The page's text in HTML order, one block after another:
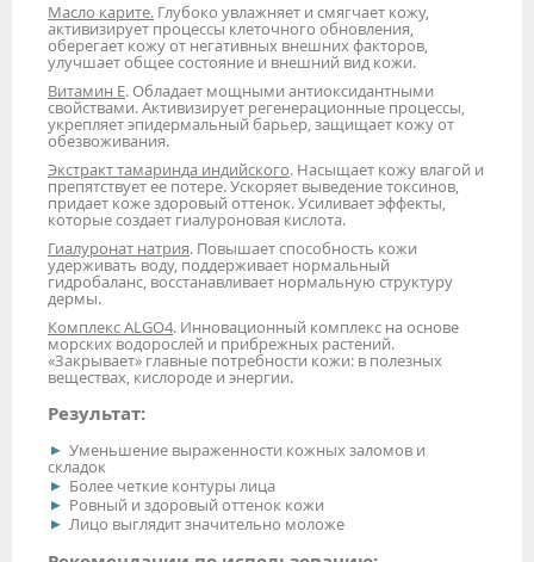
Масло карите. Глубоко увлажняет и смягчает кожу,
активизирует процессы клеточного обновления,
оберегает кожу от негативных внешних факторов,
улучшает общее состояние и внешний вид кожи.
Витамин Е. Обладает мощными антиоксидантными
свойствами. Активизирует регенерационные процессы,
укрепляет эпидермальный барьер, защищает кожу от
обезвоживания.
Экстракт тамаринда индийского. Насыщает кожу влагой и
препятствует ее потере. Ускоряет выведение токсинов,
придает коже здоровый оттенок. Усиливает эффекты,
которые создает гиалуроновая кислота.
Гиалуронат натрия. Повышает способность кожи
удерживать воду, поддерживает нормальный
гидробаланс, восстанавливает нормальную структуру
дермы.
КомплексALGO4. Инновационный комплекс на основе
морских водорослей и прибрежных растений.
«Закрывает» главные потребности кожи: в полезных
веществах, кислороде и энергии.
Результат:
Уменьшение выраженности кожных заломов и
складок
Более четкие контуры лица
Ровный и здоровый оттенок кожи
Лицо выглядит значительно моложе